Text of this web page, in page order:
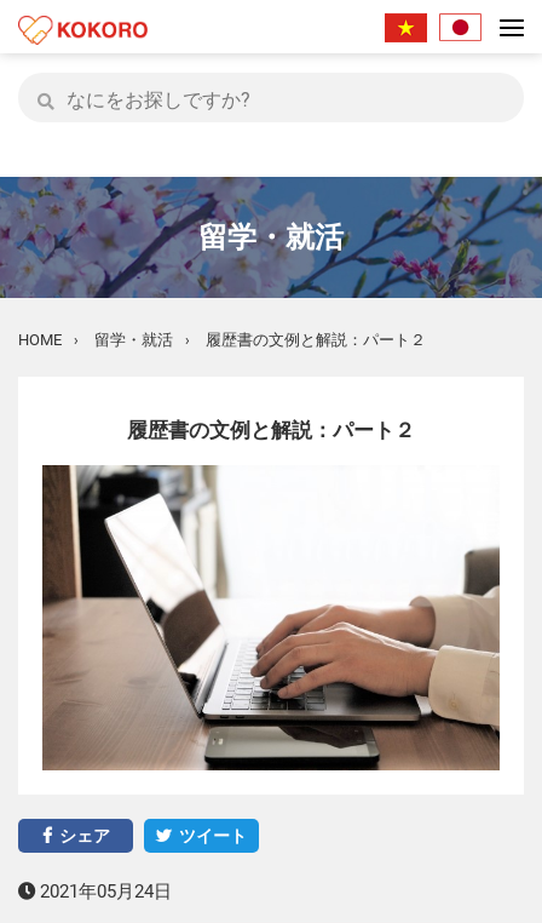
留学・就活
HOME › 留学・就活 › 履歴書の文例と解説：パート２
履歴書の文例と解説：パート２
シェア ツイート
2021年05月24日